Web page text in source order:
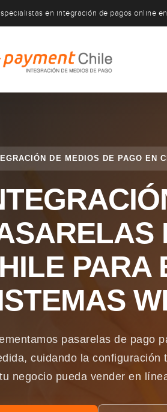
en integración de pagos online
DE MEDIOS DE PAGO EN
PARA
pasarelas de pago
cuidando la
negocio pueda vender en